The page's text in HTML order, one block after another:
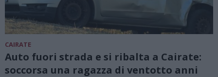
CAIRATE
Auto fuori strada e si ribalta a Cairate:
soccorsa una ragazza di ventotto anni